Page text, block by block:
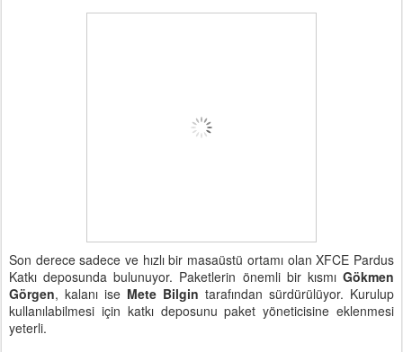
Son derece sadece ve hızlı bir masaüstü ortamı olan XFCE Pardus
Katkı deposunda bulunuyor. Paketlerin önemli bir kısmı Gökmen
Görgen, kalanı ise Mete Bilgin tarafından sürdürülüyor. Kurulup
kullanılabilmesi için katkı deposunu paket yöneticisine eklenmesi
yeterli.